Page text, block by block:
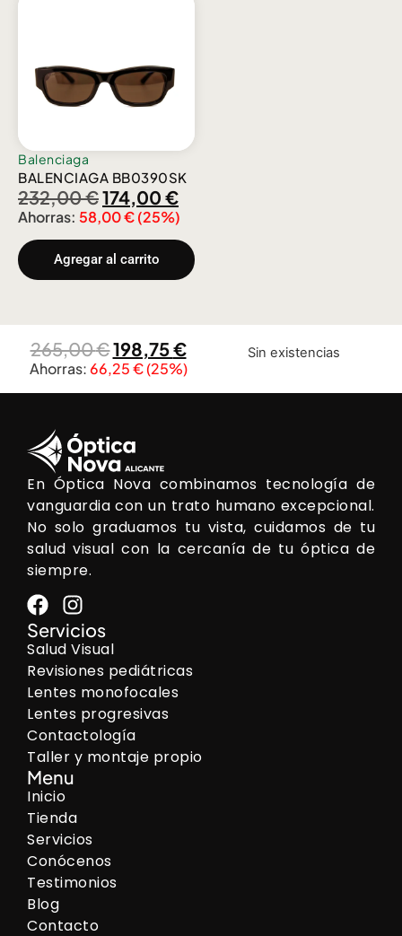
Balenciaga
BALENCIAGA BB0390SK
232,00€174,00 €
Ahorras: 58,00€(25%)
Agregar al carrito
265,00€198,75€
Ahorras: 66,25€(25%)
Sin existencias
En Óptica Nova combinamos tecnología de
vanguardia con un trato humano excepcional.
No solo graduamos tu vista, cuidamos de tu
salud visual con la cercanía de tu óptica de
siempre.
Servicios
Salud Visual
Revisiones pediátricas
Lentes monofocales
Lentes progresivas
Contactología
Taller y montaje propio
Menu
Inicio
Tienda
Servicios
Conócenos
Testimonios
Blog
Contacto